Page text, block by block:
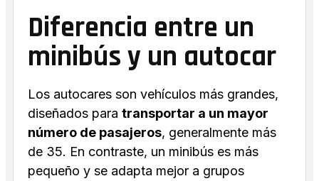
Diferencia entre un
minibús y un autocar
Los autocares son vehículos más grandes,
diseñados para transportar a un mayor
número de pasajeros, generalmente más
de 35. En contraste, un minibús es más
pequeño y se adapta mejor a grupos